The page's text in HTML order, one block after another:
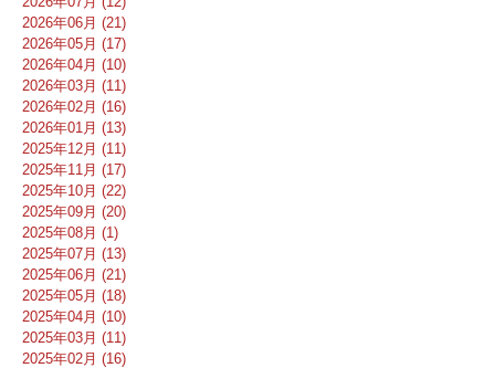
2026年06月 (21)
2026年05月 (17)
2026年04月 (10)
2026年03月 (11)
2026年02月 (16)
2026年01月 (13)
2025年12月 (11)
2025年11月 (17)
2025年10月 (22)
2025年09月 (20)
2025年08月 (1)
2025年07月 (13)
2025年06月 (21)
2025年05月 (18)
2025年04月 (10)
2025年03月 (11)
2025年02月 (16)